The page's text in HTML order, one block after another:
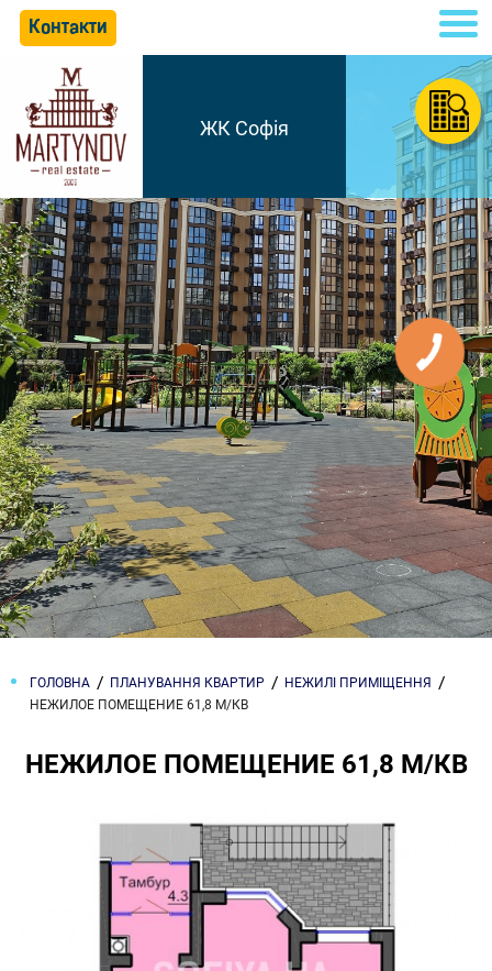
Контакти
ЖК Софія
ГОЛОВНА ПЛАНУВАННЯ КВАРТИР
НЕЖИЛІ ПРИМІЩЕННЯ
НЕЖИЛОЕ ПОМЕЩЕНИЕ 61,8 М/КВ
НЕЖИЛОЕ ПОМЕЩЕНИЕ 61,8 М/КВ